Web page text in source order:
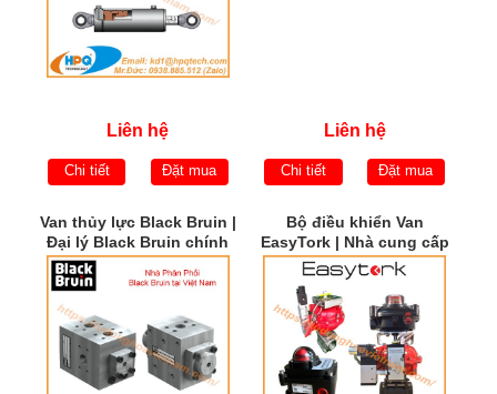
Liên hệ
Chi tiết Đặt mua
Liên hệ
Chi tiết Đặt mua
Van thủy lực Black Bruin |
Đại lý Black Bruin chính
hãng | Black Bruin Việt
Nam
Bộ điều khiển Van
EasyTork | Nhà cung cấp
EasyTork chính hãng